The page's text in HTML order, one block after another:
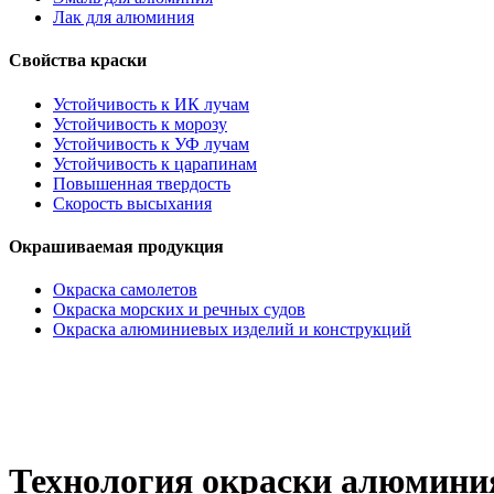
Лак для алюминия
Свойства краски
Устойчивость к ИК лучам
Устойчивость к морозу
Устойчивость к УФ лучам
Устойчивость к царапинам
Повышенная твердость
Скорость высыхания
Окрашиваемая продукция
Окраска самолетов
Окраска морских и речных судов
Окраска алюминиевых изделий и конструкций
Технология окраски